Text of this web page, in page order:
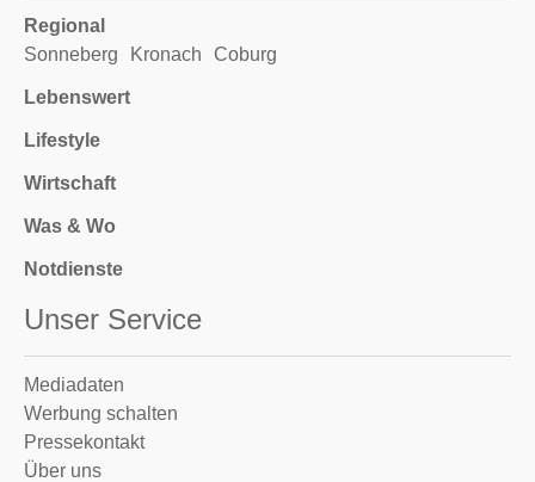
Regional
Sonneberg
Kronach Coburg
Lebenswert
Lifestyle
Wirtschaft
Was & Wo
Notdienste
Unser Service
Mediadaten
Werbung schalten
Pressekontakt
Über uns